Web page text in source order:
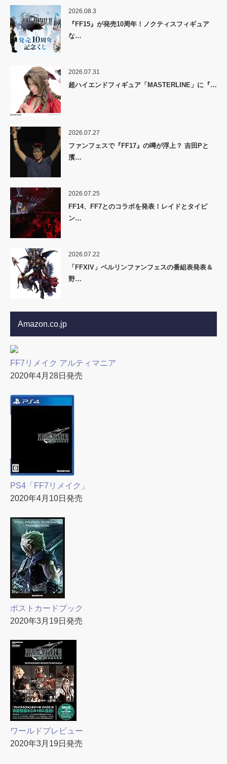
2026.08.3
『FF15』が発売10周年！ノクティスフィギュア
な…
2026.07.31
超ハイエンドフィギュア「MASTERLINE」に『…
2026.07.27
ファンフェスで『FF17』の噂が浮上？ 吉田Pと
濱…
2026.07.25
FF14、FF7とのコラボを発表！レイドとタイピ
ン…
2026.07.22
「FFXIV」ベルリンファンフェスの番組表発表＆
野…
Amazon.co.jp
FF7リメイク アルティマニア
2020年4月28日発売
PS4「FF7リメイク」
2020年4月10日発売
ポストカードブック
2020年3月19日発売
ワールドプレビュー
2020年3月19日発売